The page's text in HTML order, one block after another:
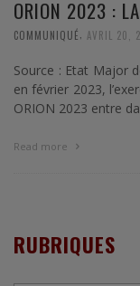
ORION 2023 :
COMMUNIQUÉ AVRIL 20,
Source : Etat Major
en février 2023,
ORION 2023 entre
Read more
RUBRIQUES